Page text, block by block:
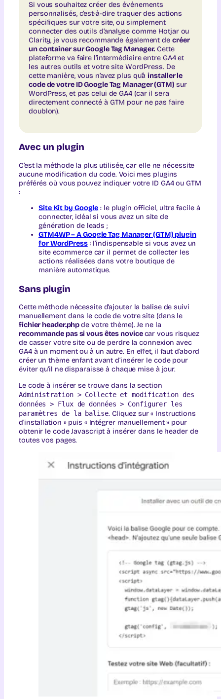
Si vous souhaitez créer des événements
personnalisés, c’est-à-dire traquer des actions
spécifiques sur votre site, ou simplement
connecter des outils d’analyse comme Hotjar ou
Clarity, je vous recommande également de créer
un container sur Google Tag Manager. Cette
plateforme va faire l’intermédiaire entre GA4 et
les autres outils et votre site WordPress. De
cette manière, vous n’avez plus qu’àinstaller le
code de votre ID Google Tag Manager (GTM) sur
WordPress, et pas celui de GA4 (car il sera
directement connecté à GTM pour ne pas faire
doublon).
Avec un plugin
C’est la méthode la plus utilisée, car elle ne nécessite
aucune modification du code. Voici mes plugins
préférés où vous pouvez indiquer votre ID GA4 ou GTM
:
Site Kit by Google : le plugin officiel, ultra facile à
connecter, idéal si vous avez un site de
génération de leads ;
GTM4WP – A Google Tag Manager (GTM) plugin
for WordPress: l’indispensable si vous avez un
site ecommerce car il permet de collecter les
actions réalisées dans votre boutique de
manière automatique.
Sans plugin
Cette méthode nécessite d’ajouter la balise de suivi
manuellement dans le code de votre site (dans le
fichier header.phpde votre thème). Je ne la
recommande pas si vous êtes novicecar vous risquez
de casser votre site ou de perdre la connexion avec
GA4 à un moment ou à un autre. En effet, il faut d’abord
créer un thème enfant avant d’insérer le code pour
éviter qu’il ne disparaisse à chaque mise à jour.
Le code à insérer se trouve dans la section
Administration > Collecte et modification des
données > Flux de données > Configurer les
paramètres de la balise. Cliquez sur « Instructions
d’installation » puis « Intégrer manuellement » pour
obtenir le code Javascript à insérer dans le header de
toutes vos pages.